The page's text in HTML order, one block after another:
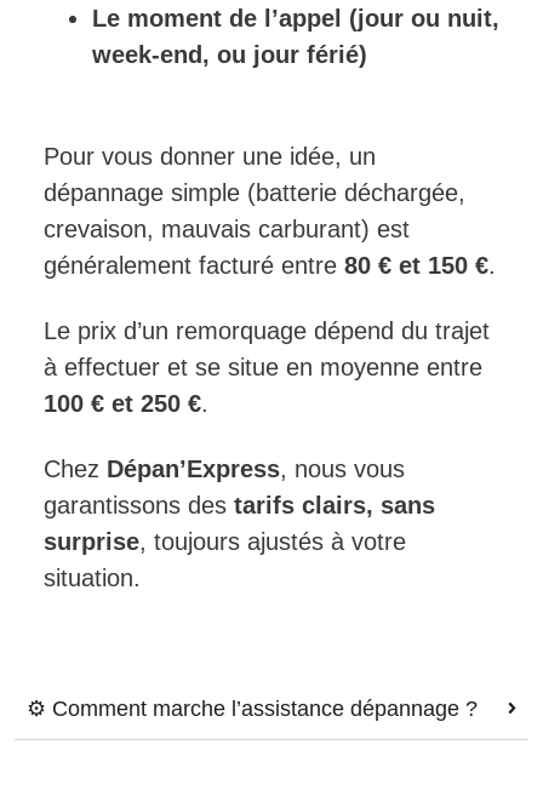
Le moment de l’appel (jour ou nuit,
week-end, ou jour férié)
Pour vous donner une idée, un
dépannage simple (batterie déchargée,
crevaison, mauvais carburant) est
généralement facturé entre 80 € et 150 €.
Le prix d’un remorquage dépend du trajet
à effectuer et se situe en moyenne entre
100 € et 250 €.
Chez Dépan’Express, nous vous
garantissons des tarifs clairs, sans
surprise, toujours ajustés à votre
situation.
⚙️ Comment marche l’assistance dépannage ?